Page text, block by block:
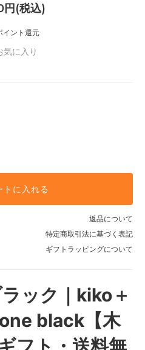
(税込)
イント還元
気に入り
トに入れる
返品について
特定商取引法に基づく表記
ギフトラッピングについて
ック｜kiko＋
black【木
フト・送料無